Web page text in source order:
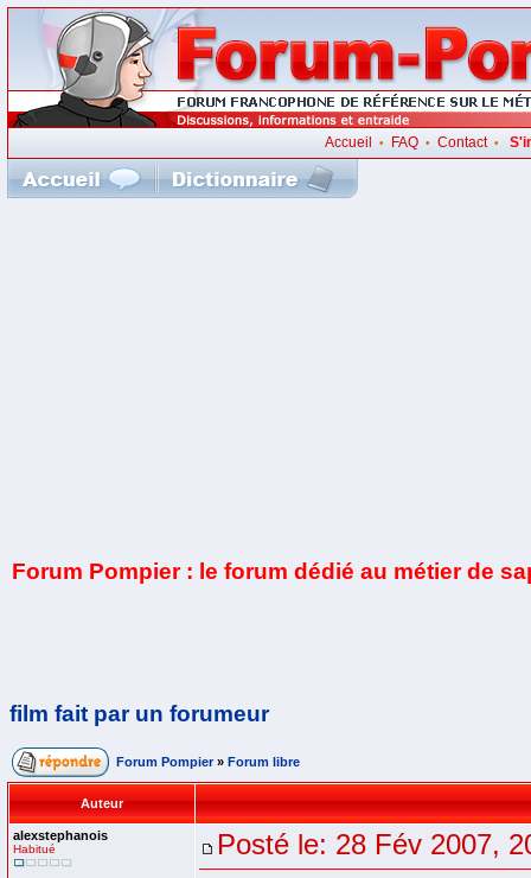
Accueil • FAQ• Contact•
Forum Pompier : le forum dédié au métier de
film fait par un forumeur
Forum Pompier » Forum libre
Auteur
alexstephanois
Habitué Posté le: 28 Fév 2007,